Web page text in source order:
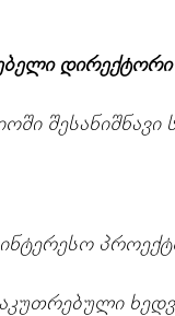
დირექტორი
შესანიშნავი